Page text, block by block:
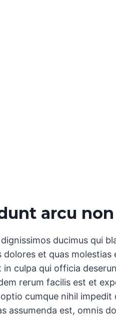
arcu non
ducimus qui
et quas
culpa qui officia
rerum facilis est et
cumque nihil impedit
assumenda est, omnis